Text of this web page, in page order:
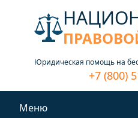
Юридическая помощь на
+7 (800)
Меню